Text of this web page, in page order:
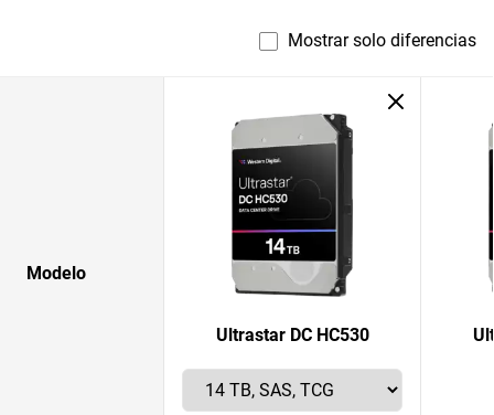
Mostrar solo diferencias
Modelo
Ultrastar DC HC530